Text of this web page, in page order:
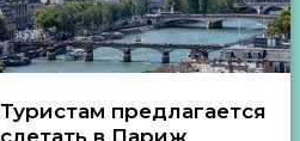
Туристам предлагается